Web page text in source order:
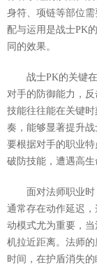
身符、项链等部位
配与运用是战士PK
同的效果。
战士PK的关键
对手的防御能力，
技能往往能在关键
奏，能够显著提升
要根据对手的职业
破防技能，遭遇高生
面对法师职业
通常存在动作延迟
动模式尤为重要，
机拉近距离。法师
时间，在护盾消失